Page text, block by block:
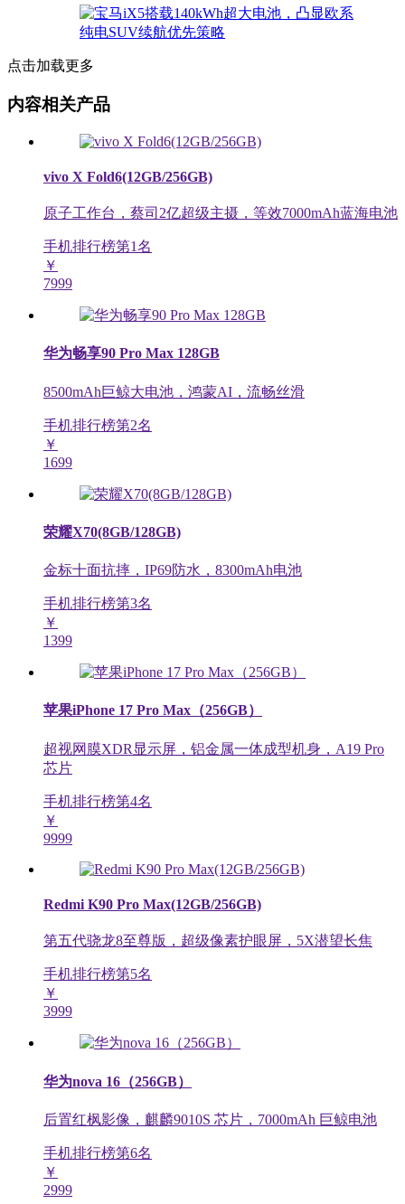
点击加载更多
内容相关产品
vivo X Fold6(12GB/256GB)
原子工作台，蔡司2亿超级主摄，等效7000mAh蓝海电池
手机排行榜第1名
￥
7999
华为畅享90 Pro Max 128GB
8500mAh巨鲸大电池，鸿蒙AI，流畅丝滑
手机排行榜第2名
￥
1699
荣耀X70(8GB/128GB)
金标十面抗摔，IP69防水，8300mAh电池
手机排行榜第3名
￥
1399
苹果iPhone 17 Pro Max（256GB）
超视网膜XDR显示屏，铝金属一体成型机身，A19 Pro
芯片
手机排行榜第4名
￥
9999
Redmi K90 Pro Max(12GB/256GB)
第五代骁龙8至尊版，超级像素护眼屏，5X潜望长焦
手机排行榜第5名
￥
3999
华为nova 16（256GB）
后置红枫影像，麒麟9010S 芯片，7000mAh 巨鲸电池
手机排行榜第6名
￥
2999